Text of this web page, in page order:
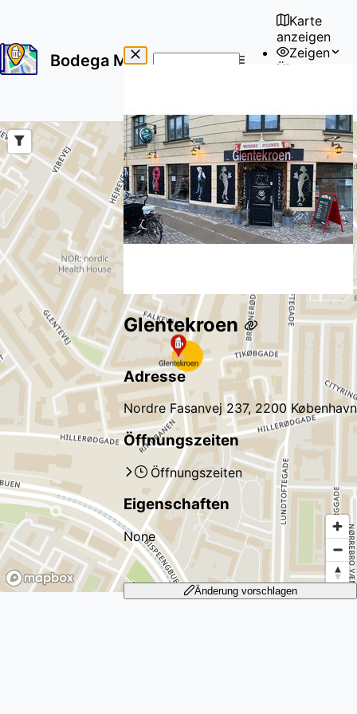
Bodega Map
Karte
anzeigen
Zeigen
Über uns
Glentekroen
Adresse
Nordre Fasanvej 237, 2200 København
Öffnungszeiten
Öffnungszeiten
Eigenschaften
None
Änderung vorschlagen